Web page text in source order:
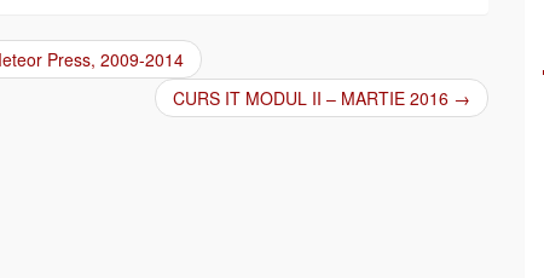
Press, 2009-2014
CURS IT MODUL II – MARTIE 2016 →